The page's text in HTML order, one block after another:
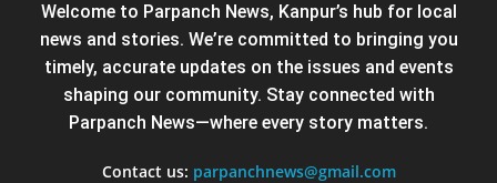
Welcome to Parpanch News, Kanpur’s hub for local
news and stories. We’re committed to bringing you
timely, accurate updates on the issues and events
shaping our community. Stay connected with
Parpanch News—where every story matters.
Contact us: parpanchnews@gmail.com